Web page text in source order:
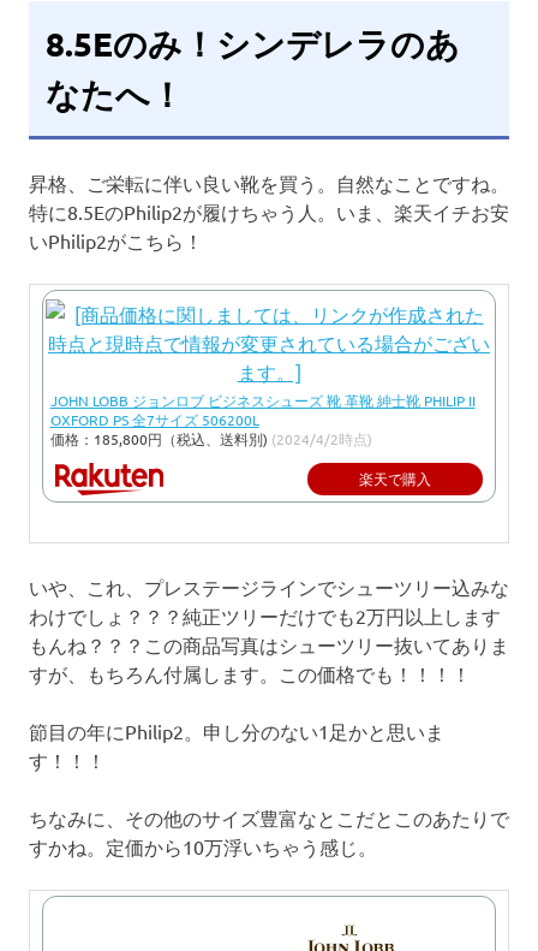
8.5Eのみ！シンデレラのあ
なたへ！
昇格、ご栄転に伴い良い靴を買う。自然なことですね。
特に8.5EのPhilip2が履けちゃう人。いま、楽天イチお安
いPhilip2がこちら！
JOHN LOBB ジョンロブ ビジネスシューズ 靴 革靴 紳士靴 PHILIP II
OXFORD PS 全7サイズ 506200L
価格：185,800円（税込、送料別) (2024/4/2時点)
楽天で購入
いや、これ、プレステージラインでシューツリー込みな
わけでしょ？？？純正ツリーだけでも2万円以上します
もんね？？？この商品写真はシューツリー抜いてありま
すが、もちろん付属します。この価格でも！！！！
節目の年にPhilip2。申し分のない1足かと思いま
す！！！
ちなみに、その他のサイズ豊富なとこだとこのあたりで
すかね。定価から10万浮いちゃう感じ。